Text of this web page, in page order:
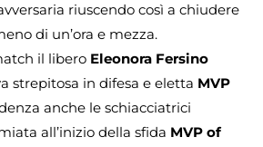
riuscendo così a chiudere
di un’ora e mezza.
il libero Eleonora Fersino
strepitosa in difesa e eletta MVP
anche le schiacciatrici
all’inizio della sfida MVP of